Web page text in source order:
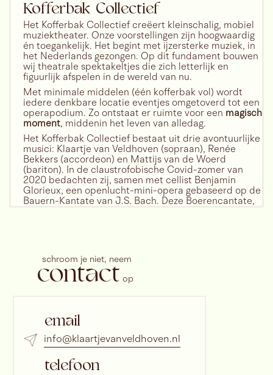
PARKCONCERTEN ZEEUWSE
CONCERTZAAL, MIDDELBURG
Een groep jagers trekt zich in deze
komisch-groteske
muziektheatervoorstelling in een landhuis
diep in het bos terug voor groepstherapie.
Ze moeten afscheid nemen van hun
geliefde jachtritueel – en daarmee ook van
een deel van zichzelf omdat de huidige
maatschappij hun tradities als inhumaan
en elitair afschildert.
Kofferbak Collectief: met Klaartje van
Veldhoven, sopraan, Mattijs van de Woerd,
bariton, Roman Brasser, tenor, Renee
Bekkers, accordeon, Charles Watt, cello
Regie: Jasper van Hofwegen Libretto: Bart
Sietsema Kostuums: Mirjam Pater
Deze voorstelling is een samenwerking met
meer info
WOENSDAG JS BACH
BAKKIE BACH
Kofferbak Collectief
Het Kofferbak Collectief creëert kleinschalig, mobiel
muziektheater. Onze voorstellingen zijn hoogwaardig
én toegankelijk. Het begint met ijzersterke muziek, in
het Nederlands gezongen. Op dit fundament bouwen
wij theatrale spektakeltjes die zich letterlijk en
figuurlijk afspelen in de wereld van nu.
Met minimale middelen (één kofferbak vol) wordt
iedere denkbare locatie eventjes omgetoverd tot een
operapodium. Zo ontstaat er ruimte voor een magisch
moment, middenin het leven van alledag.
Het Kofferbak Collectief bestaat uit drie avontuurlijke
musici: Klaartje van Veldhoven (sopraan), Renée
Bekkers (accordeon) en Mattijs van de Woerd
(bariton). In de claustrofobische Covid-zomer van
2020 bedachten zij, samen met cellist Benjamin
Glorieux, een openlucht-mini-opera gebaseerd op de
Bauern-Kantate van J.S. Bach. Deze Boerencantate,
Op pittoreske buitenplaatsen en boerenerven
werden selecte publiekjes getrakteerd op een inkijkje
in het boerenleven volgens Bach én anno nu. Een
onweerstaanbare formule.
"Ineens was corona geen beperkende factor,
maar de aanzet tot iets even briljants als
schroom je niet, neem
contact op
email
info@klaartjevanveldhoven.nl
telefoon